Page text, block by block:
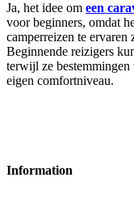
Ja, het idee om een
voor beginners, omdat
camperreizen te
Beginnende reizigers
terwijl ze
eigen comfortniveau.
Information